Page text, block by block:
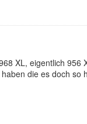
XL, eigentlich 956
die es doch so